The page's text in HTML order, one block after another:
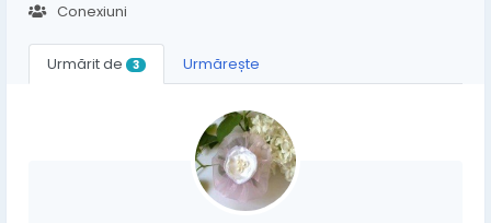
Conexiuni
Urmărit de 3 Urmărește